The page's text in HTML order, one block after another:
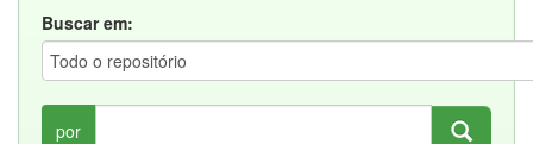
Buscar em:
por